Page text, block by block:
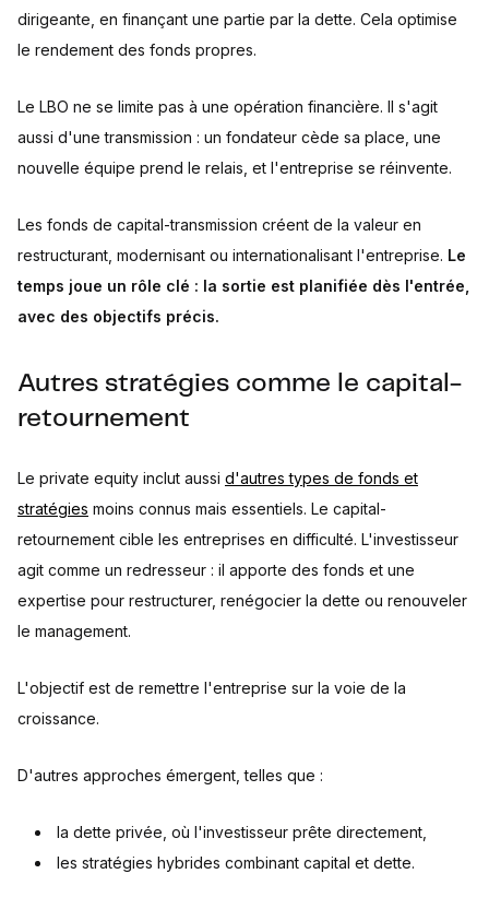
dirigeante, en finançant une partie par la dette. Cela optimise
le rendement des fonds propres.
Le LBO ne se limite pas à une opération financière. Il s'agit
aussi d'une transmission : un fondateur cède sa place, une
nouvelle équipe prend le relais, et l'entreprise se réinvente.
Les fonds de capital-transmission créent de la valeur en
restructurant, modernisant ou internationalisant l'entreprise. Le
temps joue un rôle clé : la sortie est planifiée dès l'entrée,
avec des objectifs précis.
Autres stratégies comme le capital-
retournement
Le private equity inclut aussi d'autres types de fonds et
stratégies moins connus mais essentiels. Le capital-
retournement cible les entreprises en difficulté. L'investisseur
agit comme un redresseur : il apporte des fonds et une
expertise pour restructurer, renégocier la dette ou renouveler
le management.
L'objectif est de remettre l'entreprise sur la voie de la
croissance.
D'autres approches émergent, telles que :
la dette privée, où l'investisseur prête directement,
les stratégies hybrides combinant capital et dette.